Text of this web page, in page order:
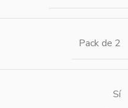
Pack de 2
Sí